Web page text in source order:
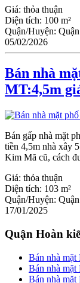
Giá: thỏa thuận
Diện tích: 100 m²
Quận/Huyện:
05/02/2026
Bán nhà
MT:4,5m
Bán gấp nhà mặt
tiền 4,5m nhà xây
Kim Mã cũ, cách
Giá: thỏa thuận
Diện tích: 103 m²
Quận/Huyện:
17/01/2025
Quận Hoàn
Bán nhà
Bán nhà
Bán nhà mặt